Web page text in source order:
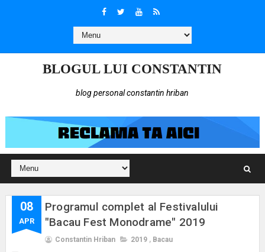
BLOGUL LUI CONSTANTIN
blog personal constantin hriban
08
APR
Programul complet al Festivalului
"Bacau Fest Monodrame" 2019
Constantin Hriban 2019 , Bacau